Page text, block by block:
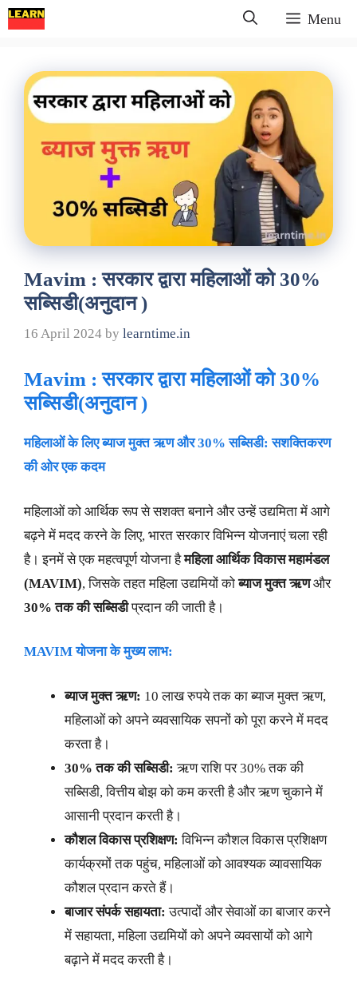
Skip
to
Menu
Mavim : सरकार द्वारा महिलाओं को 30%
सब्सिडी(अनुदान )
16 April 2024 by learntime.in
Mavim : सरकार द्वारा महिलाओं को 30%
सब्सिडी(अनुदान )
महिलाओं के लिए ब्याज मुक्त ऋण और 30% सब्सिडी: सशक्तिकरण
की ओर एक कदम
महिलाओं को आर्थिक रूप से सशक्त बनाने और उन्हें उद्यमिता में आगे
बढ़ने में मदद करने के लिए, भारत सरकार विभिन्न योजनाएं चला रही
है। इनमें से एक महत्वपूर्ण योजना हैमहिला आर्थिक विकास महामंडल
(MAVIM), जिसके तहत महिला उद्यमियों कोब्याज मुक्त ऋणऔर
30%तक की सब्सिडीप्रदान की जाती है।
MAVIMयोजना के मुख्य लाभ:
ब्याज मुक्त ऋण: 10 लाख रुपये तक का ब्याज मुक्त ऋण,
महिलाओं को अपने व्यवसायिक सपनों को पूरा करने में मदद
करता है।
30%तक की सब्सिडी: ऋण राशि पर 30% तक की
सब्सिडी, वित्तीय बोझ को कम करती है और ऋण चुकाने में
आसानी प्रदान करती है।
कौशल विकास प्रशिक्षण: विभिन्न कौशल विकास प्रशिक्षण
कार्यक्रमों तक पहुंच, महिलाओं को आवश्यक व्यावसायिक
कौशल प्रदान करते हैं।
बाजार संपर्क सहायता: उत्पादों और सेवाओं का बाजार करने
में सहायता, महिला उद्यमियों को अपने व्यवसायों को आगे
बढ़ाने में मदद करती है।